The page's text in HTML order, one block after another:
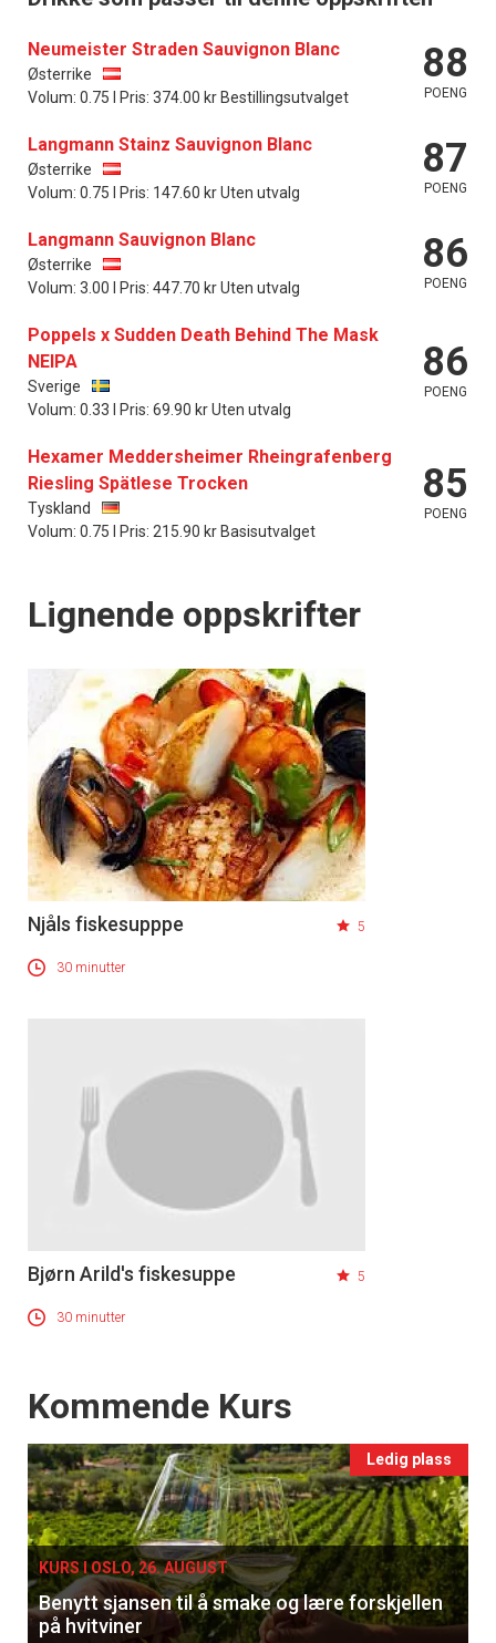
Neumeister Straden Sauvignon Blanc
Østerrike
Volum: 0.75 l Pris: 374.00 kr Bestillingsutvalget
88
POENG
Langmann Stainz Sauvignon Blanc
Østerrike
Volum: 0.75 l Pris: 147.60 kr Uten utvalg
87
POENG
Langmann Sauvignon Blanc
Østerrike
Volum: 3.00 l Pris: 447.70 kr Uten utvalg
86
POENG
Poppels x Sudden Death Behind The Mask
NEIPA
Sverige
Volum: 0.33 l Pris: 69.90 kr Uten utvalg
86
POENG
Hexamer Meddersheimer Rheingrafenberg
Riesling Spätlese Trocken
Tyskland
Volum: 0.75 l Pris: 215.90 kr Basisutvalget
85
POENG
Lignende oppskrifter
Njåls fiskesupppe 5
30 minutter
Bjørn Arild's fiskesuppe 5
30 minutter
Events
Kommende Kurs
Ledig plass
KURS I OSLO, 26. AUGUST
Benytt sjansen til å smake og lære forskjellen
på hvitviner